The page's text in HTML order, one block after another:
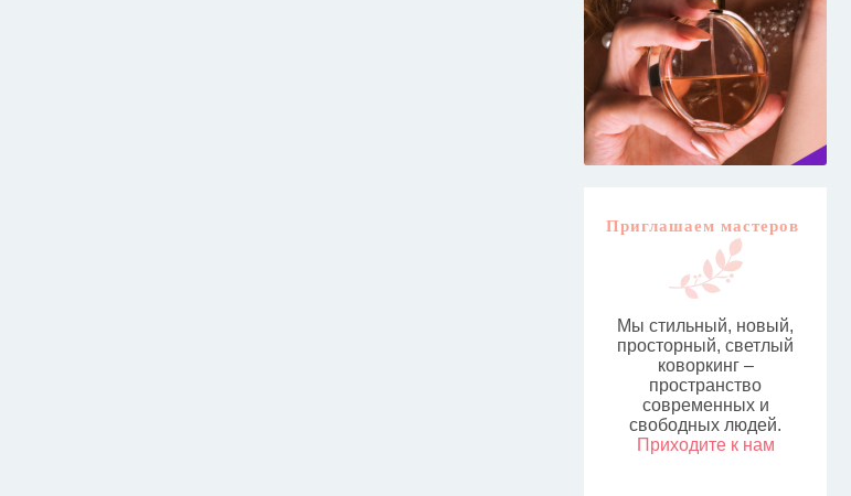
Приглашаем мастеров
Мы стильный, новый,
просторный, светлый
коворкинг –
пространство
современных и
свободных людей.
Приходите к нам